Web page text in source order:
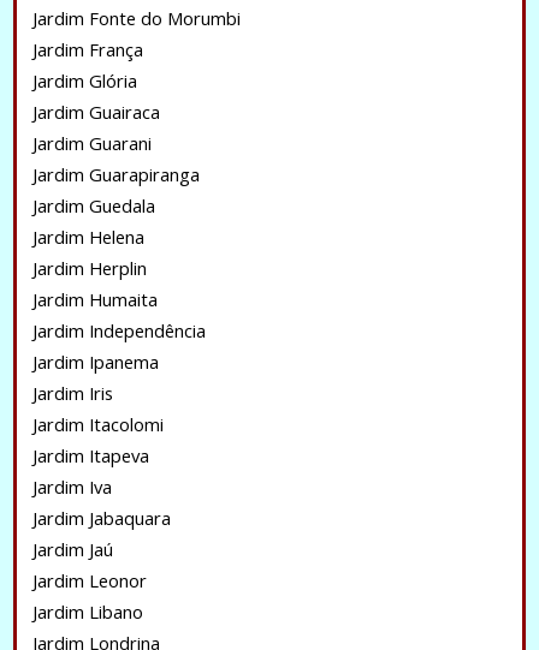
Jardim Fonte do Morumbi
Jardim França
Jardim Glória
Jardim Guairaca
Jardim Guarani
Jardim Guarapiranga
Jardim Guedala
Jardim Helena
Jardim Herplin
Jardim Humaita
Jardim Independência
Jardim Ipanema
Jardim Iris
Jardim Itacolomi
Jardim Itapeva
Jardim Iva
Jardim Jabaquara
Jardim Jaú
Jardim Leonor
Jardim Libano
Jardim Londrina